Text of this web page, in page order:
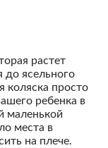
растет
ясельного
коляска просто
ребенка в
маленькой
места в
на плече.